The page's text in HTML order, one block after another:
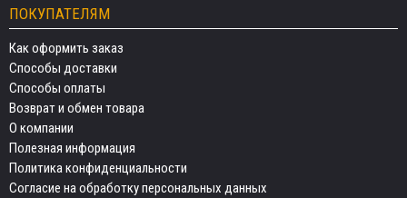
ПОКУПАТЕЛЯМ
Как оформить заказ
Способы доставки
Способы оплаты
Возврат и обмен товара
О компании
Полезная информация
Политика конфиденциальности
Согласие на обработку персональных данных